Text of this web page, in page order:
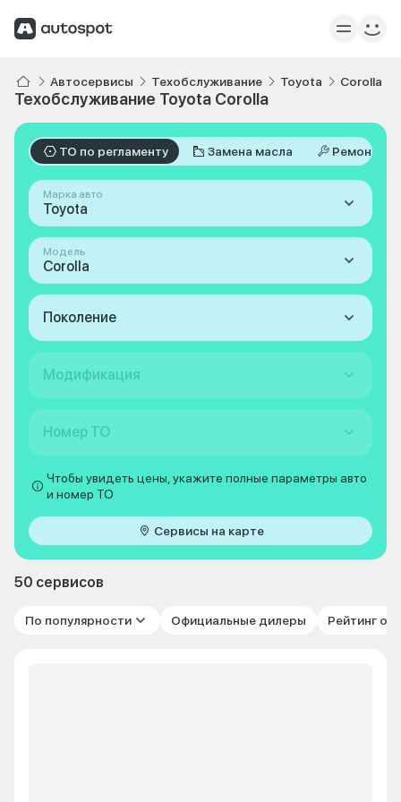
Автосервисы Техобслуживание Toyota Corolla
Техобслуживание Toyota Corolla
ТО по регламенту Замена масла Ремонт
Марка авто
Toyota
Модель
Corolla
Поколение
Модификация
Номер ТО
Чтобы увидеть цены, укажите полные параметры авто
и номер ТО
Сервисы на карте
50 сервисов
По популярности Официальные дилеры Рейтинг